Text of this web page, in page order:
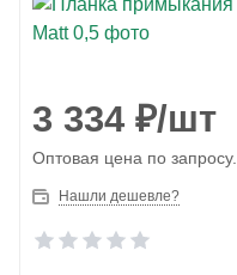
3 334 ₽/шт
Оптовая цена по запросу.
Нашли дешевле?